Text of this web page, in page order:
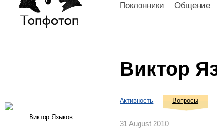
Поклонники Общение
Виктор
Виктор Языков
Активность Вопросы
31 August 2010